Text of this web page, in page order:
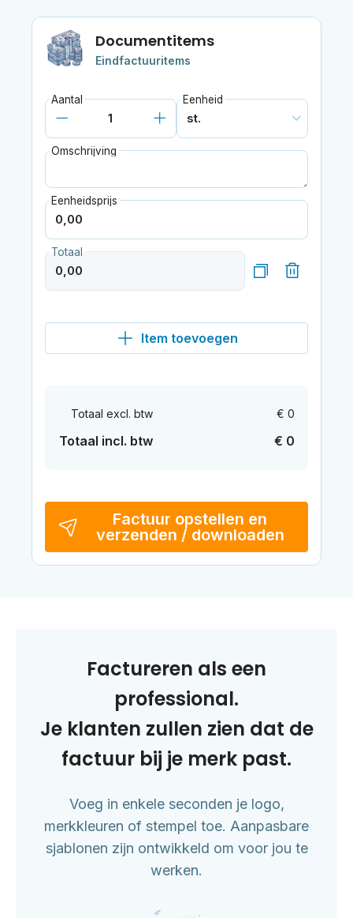
Documentitems
Eindfactuuritems
Aantal Eenheid
Omschrijving
Eenheidsprijs
Totaal
Item toevoegen
Totaal excl. btw € 0
Totaal incl. btw € 0
Factuur opstellen en
verzenden / downloaden
Factureren als een
professional.
Je klanten zullen zien dat de
factuur bij je merk past.
Voeg in enkele seconden je logo,
merkkleuren of stempel toe. Aanpasbare
sjablonen zijn ontwikkeld om voor jou te
werken.